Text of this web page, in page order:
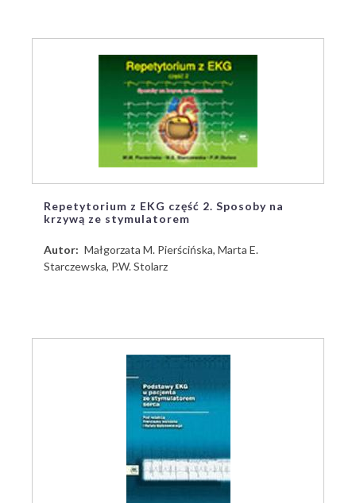
Repetytorium z EKG część 2. Sposoby na
krzywą ze stymulatorem
Autor
Małgorzata M. Pierścińska, Marta E.
Starczewska, P.W. Stolarz